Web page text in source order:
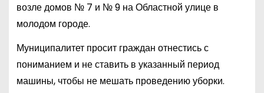
возле домов № 7 и № 9 на Областной улице в
молодом городе.
Муниципалитет просит граждан отнестись с
пониманием и не ставить в указанный период
машины, чтобы не мешать проведению уборки.